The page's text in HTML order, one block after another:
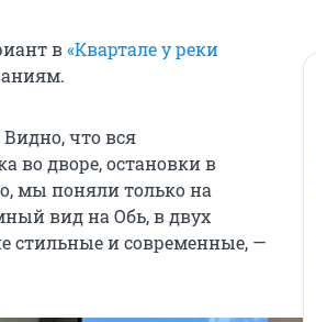
в«Квартале у реки
что вся
во дворе, остановки в
мы поняли только на
вид на Обь, в двух
стильные и современные, —